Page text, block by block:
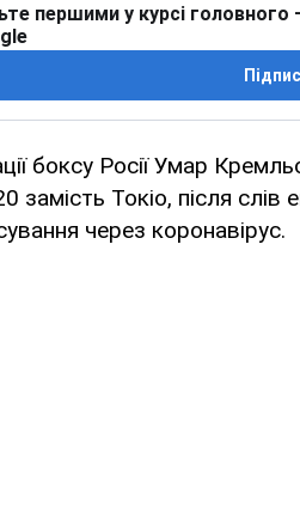
першими у курсі головного
боксу Росії Умар
замість Токіо, після
через коронавірус.